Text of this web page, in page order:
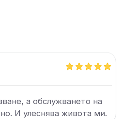
а обслужването на
И улеснява живота ми.